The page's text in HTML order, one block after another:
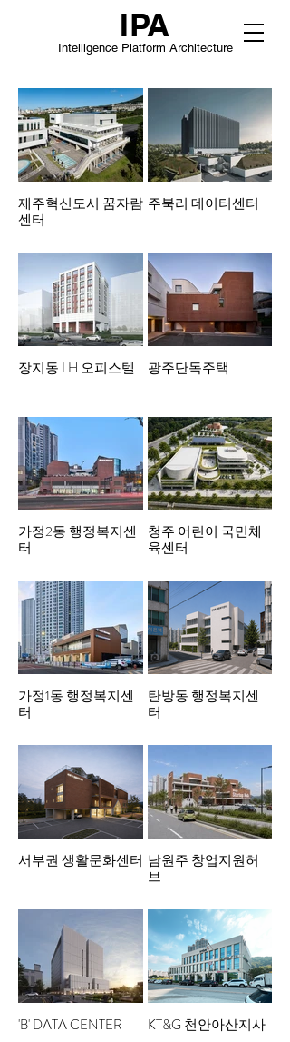
IPA
Intelligence Platform Architecture
제주혁신도시 꿈자람
센터
주북리 데이터센터
장지동 LH 오피스텔 광주단독주택
가정2동 행정복지센
터
청주 어린이 국민체
육센터
가정1동 행정복지센
터
탄방동 행정복지센
터
서부권 생활문화센터 남원주 창업지원허
브
'B' DATA CENTER KT&G 천안아산지사